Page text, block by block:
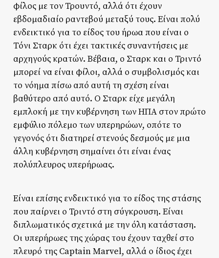
φίλος με τον Τρουντό, αλλά ότι έχουν
εβδομαδιαίο ραντεβού μεταξύ τους. Είναι πολύ
ενδεικτικό για το είδος του ήρωα που είναι ο
Τόνι Σταρκ ότι έχει τακτικές συναντήσεις με
αρχηγούς κρατών. Βέβαια, ο Σταρκ και ο Τριντό
μπορεί να είναι φίλοι, αλλά ο συμβολισμός και
το νόημα πίσω από αυτή τη σχέση είναι
βαθύτερο από αυτό. Ο Σταρκ είχε μεγάλη
εμπλοκή με την κυβέρνηση των ΗΠΑ στον πρώτο
εμφύλιο πόλεμο των υπερηρώων, οπότε το
γεγονός ότι διατηρεί στενούς δεσμούς με μια
άλλη κυβέρνηση σημαίνει ότι είναι ένας
πολύπλευρος υπερήρωας.
Είναι επίσης ενδεικτικό για το είδος της στάσης
που παίρνει ο Τριντό στη σύγκρουση. Είναι
διπλωματικός σχετικά με την όλη κατάσταση.
Οι υπερήρωες της χώρας του έχουν ταχθεί στο
πλευρό της Captain Marvel, αλλά ο ίδιος έχει